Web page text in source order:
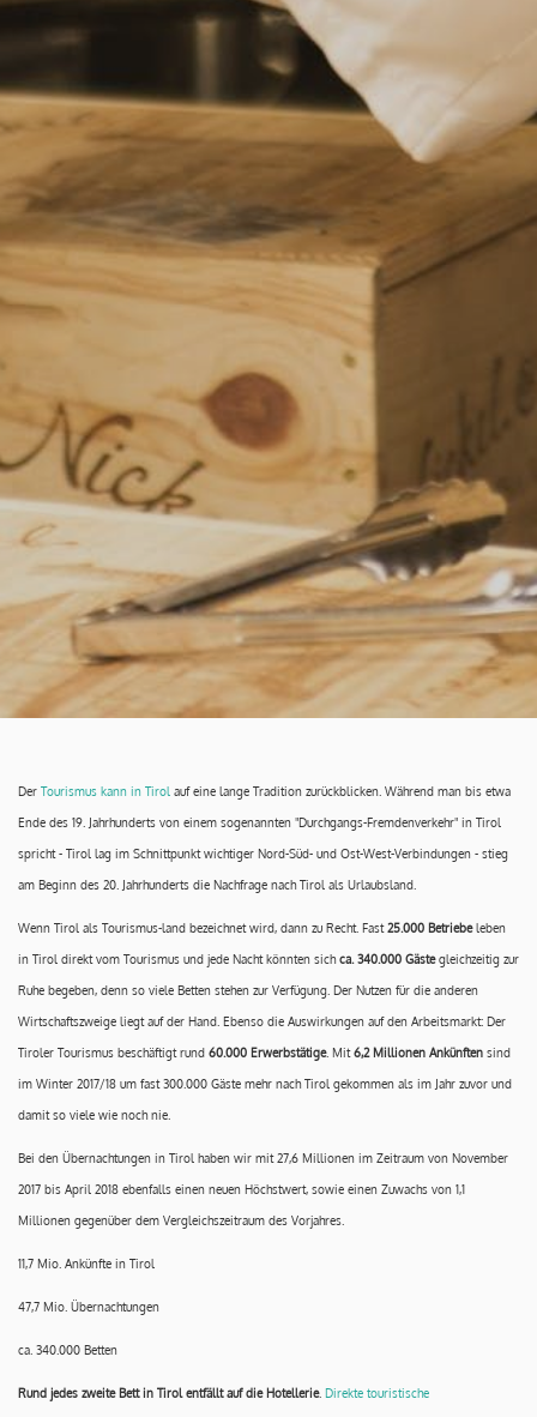
Der Tourismus kann in Tirol auf eine lange Tradition zurückblicken. Während man bis etwa
Ende des 19. Jahrhunderts von einem sogenannten "Durchgangs-Fremdenverkehr" in Tirol
spricht - Tirol lag im Schnittpunkt wichtiger Nord-Süd- und Ost-West-Verbindungen - stieg
am Beginn des 20. Jahrhunderts die Nachfrage nach Tirol als Urlaubsland.
Wenn Tirol als Tourismus-land bezeichnet wird, dann zu Recht. Fast25.000 Betriebeleben
in Tirol direkt vom Tourismus und jede Nacht könnten sichca. 340.000 Gästegleichzeitig zur
Ruhe begeben, denn so viele Betten stehen zur Verfügung. Der Nutzen für die anderen
Wirtschaftszweige liegt auf der Hand. Ebenso die Auswirkungen auf den Arbeitsmarkt: Der
Tiroler Tourismus beschäftigt rund 60.000 Erwerbstätige. Mit6,2 Millionen Ankünften sind
im Winter 2017/18 um fast 300.000 Gäste mehr nach Tirol gekommen als im Jahr zuvor und
damit so viele wie noch nie.
Bei den Übernachtungen in Tirol haben wir mit 27,6 Millionen im Zeitraum von November
2017 bis April 2018 ebenfalls einen neuen Höchstwert, sowie einen Zuwachs von 1,1
Millionen gegenüber dem Vergleichszeitraum des Vorjahres.
11,7 Mio. Ankünfte in Tirol
47,7 Mio. Übernachtungen
ca. 340.000 Betten
Rund jedes zweite Bett in Tirol entfällt auf die Hotellerie. Direkte touristische